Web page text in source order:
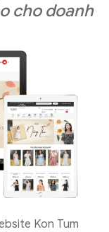
cho doanh
Kon Tum